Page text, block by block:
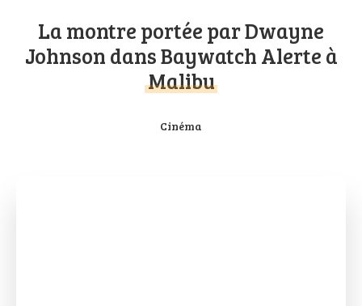
La montre portée par Dwayne
Johnson dans Baywatch Alerte à
Malibu
Cinéma